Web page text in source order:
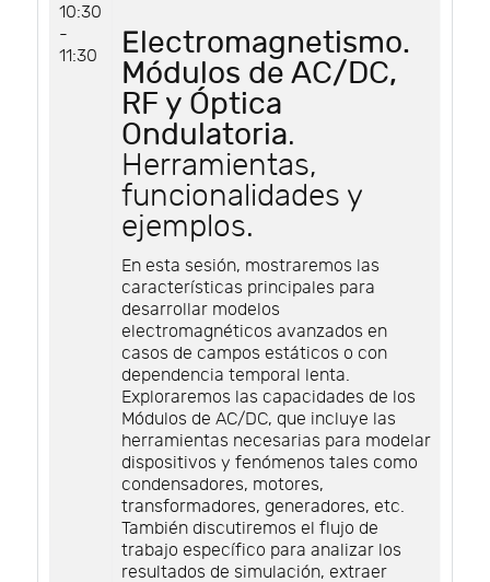
10:30
-
11:30
Electromagnetismo.
Módulos de AC/DC,
RF y Óptica
Ondulatoria.
Herramientas,
funcionalidades y
ejemplos.
En esta sesión, mostraremos las
características principales para
desarrollar modelos
electromagnéticos avanzados en
casos de campos estáticos o con
dependencia temporal lenta.
Exploraremos las capacidades de los
Módulos de AC/DC, que incluye las
herramientas necesarias para modelar
dispositivos y fenómenos tales como
condensadores, motores,
transformadores, generadores, etc.
También discutiremos el flujo de
trabajo específico para analizar los
resultados de simulación, extraer